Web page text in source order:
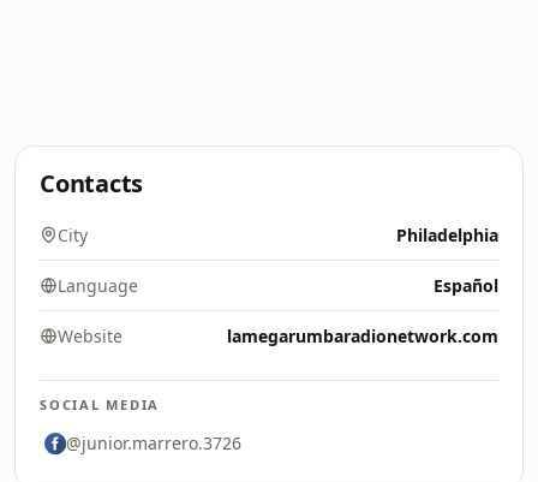
Contacts
City Philadelphia
Language Español
Website lamegarumbaradionetwork.com
SOCIAL MEDIA
@junior.marrero.3726